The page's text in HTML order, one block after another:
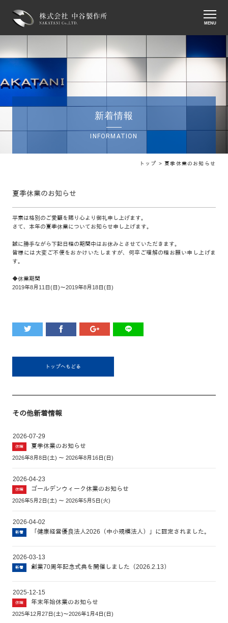
MENU
新着情報
INFORMATION
トップ >夏季休業のお知らせ
夏季休業のお知らせ
平素は格別のご愛顧を賜り心より御礼申し上げます。
さて、本年の夏季休業についてお知らせ申し上げます。
誠に勝手ながら下記日程の期間中はお休みとさせていただきます。
皆様には大変ご不便をおかけいたしますが、何卒ご理解の程お願い申し上げま
す。
◆休業期間
2019年8月11日(日)～2019年8月18日(日)
トップへもどる
その他新着情報
2026-07-29
休暇 夏季休業のお知らせ
2026年8月8日(土) ～ 2026年8月16日(日)
2026-04-23
休暇 ゴールデンウィーク休業のお知らせ
2026年5月2日(土) ～ 2026年5月5日(火)
2026-04-02
新着 「健康経営優良法人2026（中小規模法人）」に認定されました。
2026-03-13
新着 創業70周年記念式典を開催しました（2026.2.13）
2025-12-15
休暇 年末年始休業のお知らせ
2025年12月27日(土)～2026年1月4日(日)